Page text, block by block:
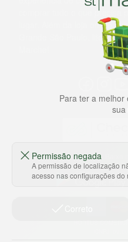
comprar tudo o que precisa
lugar. Além da loja online
Grande São Paulo, litoral e
HORTUS
Para ter a melhor
sua
Permissão negada
A permissão de localização
acesso nas configurações do